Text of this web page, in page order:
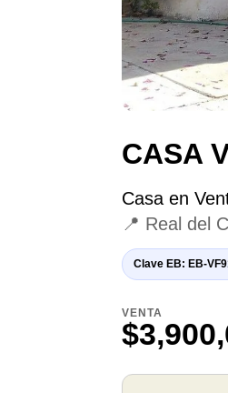
CASA
Casa en
📍 Real del
Clave EB: EB-
VENTA